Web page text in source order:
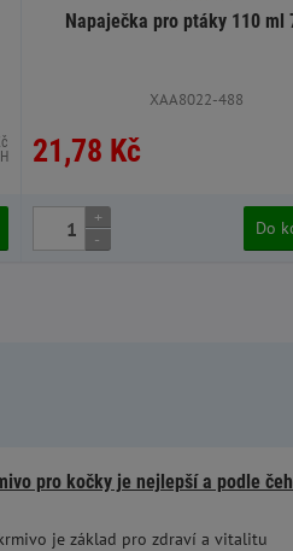
Napaječka pro ptáky 110 ml
XAA8022-488
21,78 Kč
+
-
Do
pro kočky je nejlepší a podle
je základ pro zdraví a vitalitu